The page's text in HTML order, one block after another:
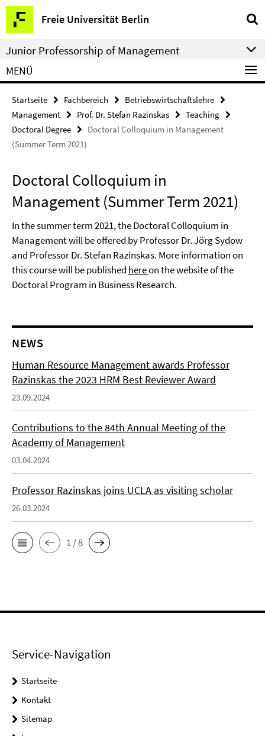
Springe
direkt
zu
Inhalt
Freie Universität Berlin
Service-
Navigation
Junior Professorship of Management
MENÜ
Startseite Fachbereich
Betriebswirtschaftslehre
Management
Prof. Dr. Stefan Razinskas
Teaching
Doctoral Degree
Doctoral Colloquium in Management
(Summer Term 2021)
Doctoral Colloquium in
Management (Summer Term 2021)
In the summer term 2021, the Doctoral Colloquium in
Management will be offered by Professor Dr. Jörg Sydow
and Professor Dr. Stefan Razinskas. More information on
this course will be published hereon the website of the
Doctoral Program in Business Research.
NEWS
Human Resource Management awards Professor
Razinskas the 2023 HRM Best Reviewer Award
23.09.2024
Contributions to the 84th Annual Meeting of the
Academy of Management
03.04.2024
Professor Razinskas joins UCLA as visiting scholar
26.03.2024
1 / 8
Service-Navigation
Startseite
Kontakt
Sitemap